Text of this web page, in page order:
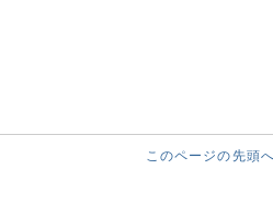
このページの先頭へ